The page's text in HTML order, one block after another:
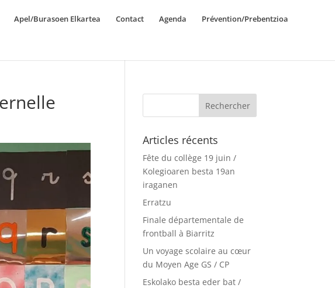
Apel/Burasoen Elkartea Contact Agenda Prévention/Prebentzioa
Articles récents
Fête du collège 19 juin /
Kolegioaren besta 19an
iraganen
Erratzu
Finale départementale de
frontball à Biarritz
Un voyage scolaire au cœur
du Moyen Age GS / CP
Eskolako besta eder bat /